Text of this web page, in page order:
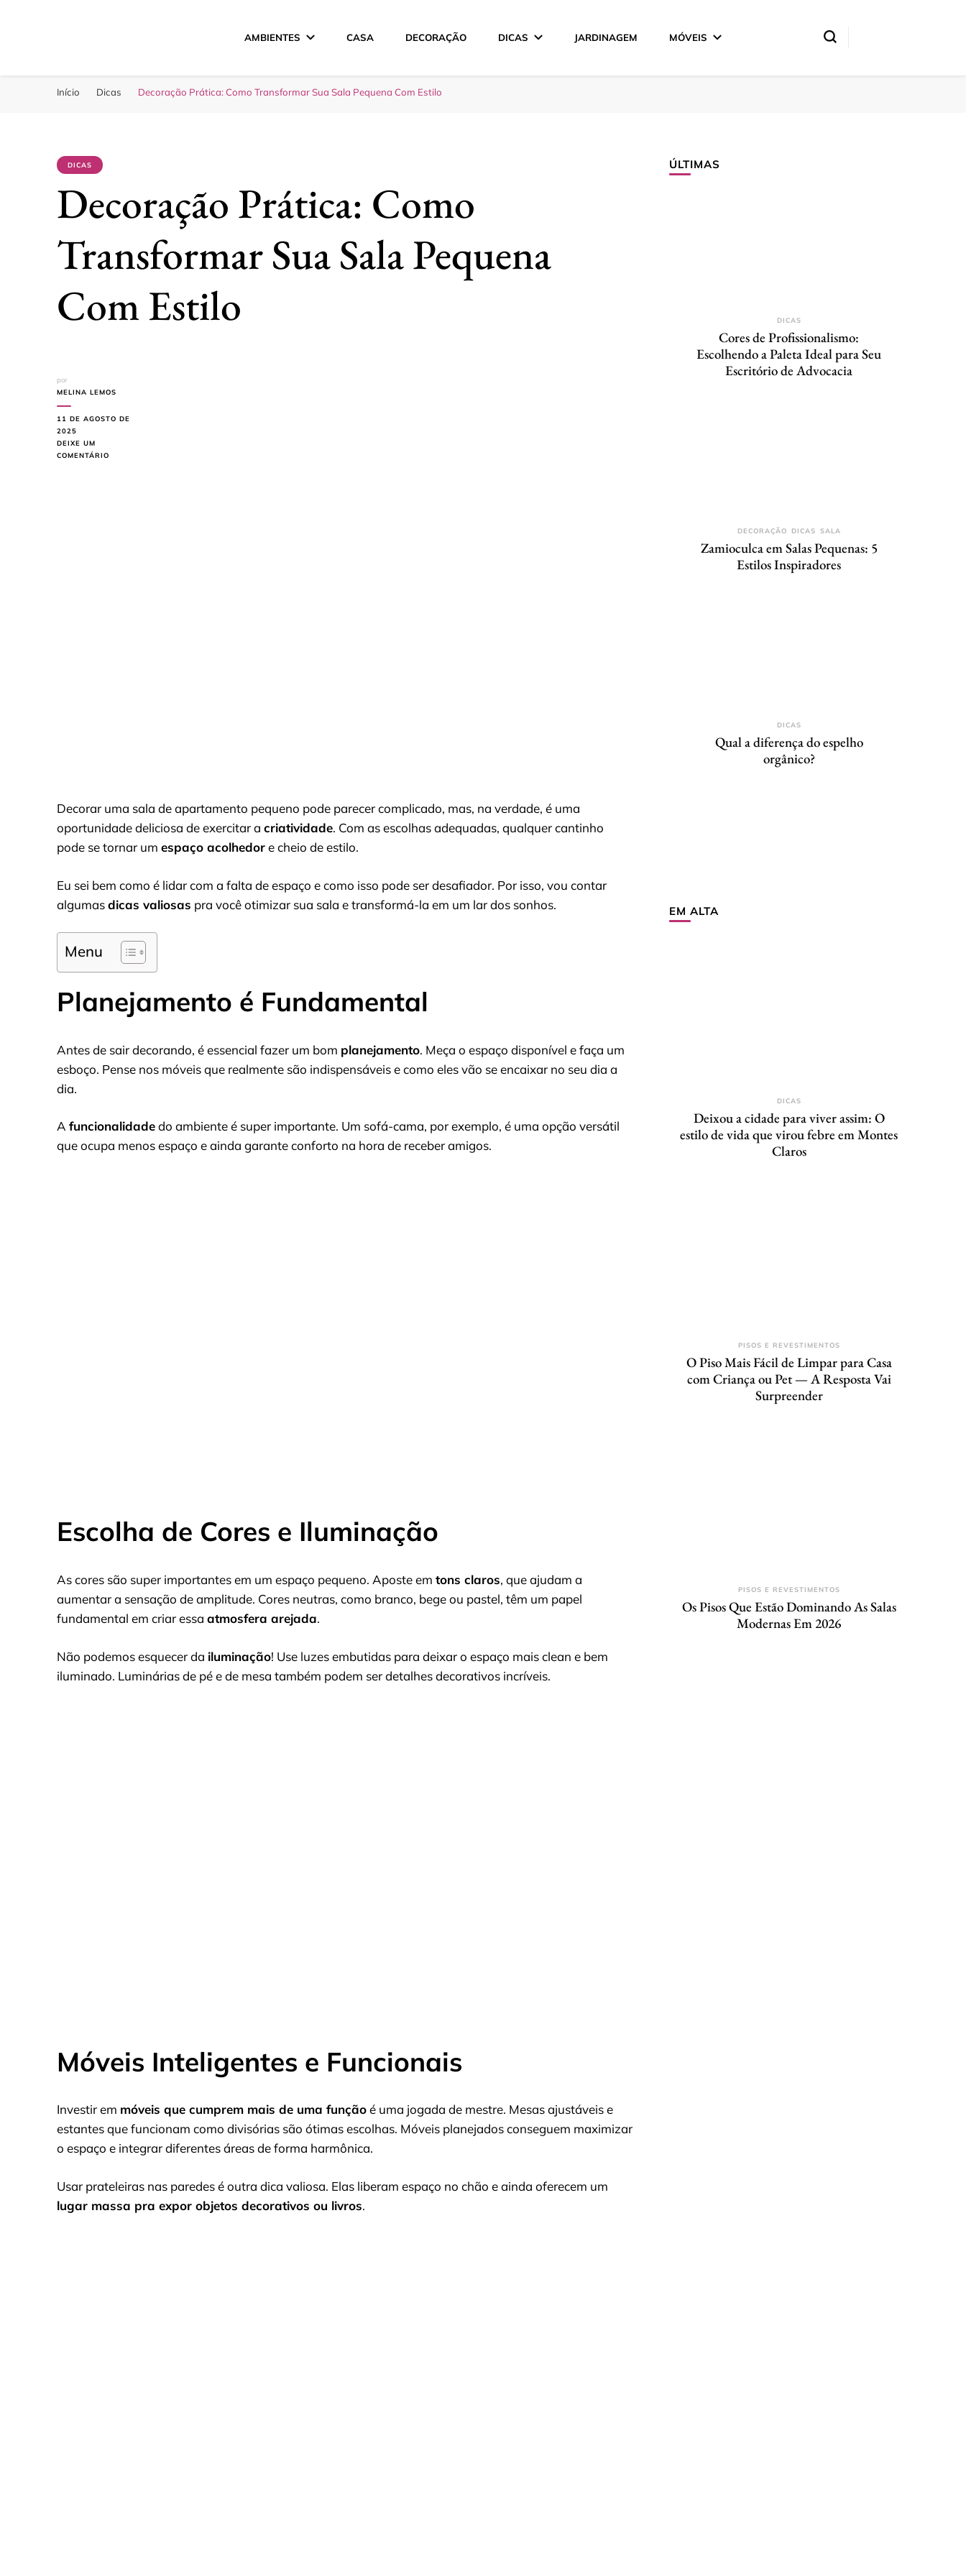
Sua Melhor Decoração
AMBIENTES CASA DECORAÇÃO DICAS JARDINAGEM MÓVEIS
Início Dicas Decoração Prática: Como Transformar Sua Sala Pequena Com Estilo
DICAS
Decoração Prática: Como
Transformar Sua Sala Pequena
Com Estilo
por
MELINA LEMOS
11 DE AGOSTO DE
2025
DEIXE UM
COMENTÁRIO
Decorar uma sala de apartamento pequeno pode parecer complicado, mas, na verdade, é uma
oportunidade deliciosa de exercitar a criatividade. Com as escolhas adequadas, qualquer cantinho
pode se tornar um espaço acolhedore cheio de estilo.
Eu sei bem como é lidar com a falta de espaço e como isso pode ser desafiador. Por isso, vou contar
algumasdicas valiosas pra você otimizar sua sala e transformá-la em um lar dos sonhos.
Menu
Planejamento é Fundamental
Antes de sair decorando, é essencial fazer um bom planejamento. Meça o espaço disponível e faça um
esboço. Pense nos móveis que realmente são indispensáveis e como eles vão se encaixar no seu dia a
dia.
A funcionalidadedo ambiente é super importante. Um sofá-cama, por exemplo, é uma opção versátil
que ocupa menos espaço e ainda garante conforto na hora de receber amigos.
Escolha de Cores e Iluminação
As cores são super importantes em um espaço pequeno. Aposte em tons claros, que ajudam a
aumentar a sensação de amplitude. Cores neutras, como branco, bege ou pastel, têm um papel
fundamental em criar essa atmosfera arejada.
Não podemos esquecer da iluminação! Use luzes embutidas para deixar o espaço mais clean e bem
iluminado. Luminárias de pé e de mesa também podem ser detalhes decorativos incríveis.
Móveis Inteligentes e Funcionais
Investir em móveis que cumprem mais de uma funçãoé uma jogada de mestre. Mesas ajustáveis e
estantes que funcionam como divisórias são ótimas escolhas. Móveis planejados conseguem maximizar
o espaço e integrar diferentes áreas de forma harmônica.
Usar prateleiras nas paredes é outra dica valiosa. Elas liberam espaço no chão e ainda oferecem um
lugar massa pra expor objetos decorativos ou livros.
ÚLTIMAS
DICAS
Cores de Profissionalismo:
Escolhendo a Paleta Ideal para Seu
Escritório de Advocacia
DECORAÇÃO DICAS SALA
Zamioculca em Salas Pequenas: 5
Estilos Inspiradores
DICAS
Qual a diferença do espelho
orgânico?
EM ALTA
DICAS
Deixou a cidade para viver assim: O
estilo de vida que virou febre em Montes
Claros
PISOS E REVESTIMENTOS
O Piso Mais Fácil de Limpar para Casa
com Criança ou Pet — A Resposta Vai
Surpreender
PISOS E REVESTIMENTOS
Os Pisos Que Estão Dominando As Salas
Modernas Em 2026